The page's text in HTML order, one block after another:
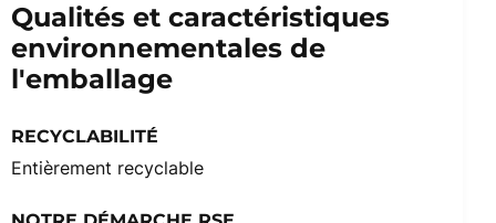
Qualités et caractéristiques
environnementales de
l'emballage
RECYCLABILITÉ
Entièrement recyclable